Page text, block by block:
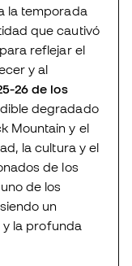
la temporada
que cautivó
reflejar el
y al
26 de los
degradado
Mountain y el
la cultura y el
de los
de los
un
y la profunda